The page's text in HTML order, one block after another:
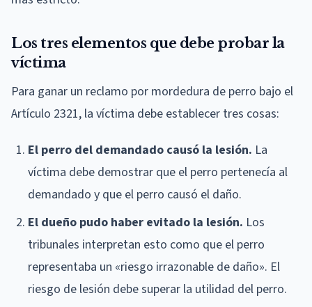
Los tres elementos que debe probar la
víctima
Para ganar un reclamo por mordedura de perro bajo el
Artículo 2321, la víctima debe establecer tres cosas:
El perro del demandado causó la lesión. La
víctima debe demostrar que el perro pertenecía al
demandado y que el perro causó el daño.
El dueño pudo haber evitado la lesión. Los
tribunales interpretan esto como que el perro
representaba un «riesgo irrazonable de daño». El
riesgo de lesión debe superar la utilidad del perro.